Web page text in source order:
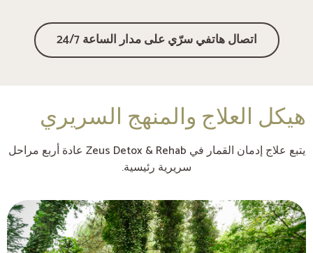
‏اتصال هاتفي سرّي على مدار الساعة 24/7
هيكل العلاج والمنهج السريري
يتبع علاج إدمان القمار في Zeus Detox & Rehab عادة أربع مراحل
سريرية رئيسية.